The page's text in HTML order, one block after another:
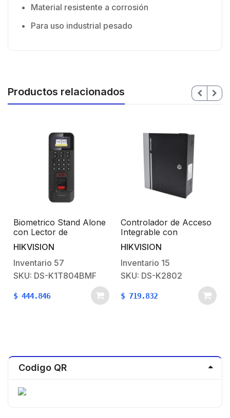
Material resistente a corrosión
Para uso industrial pesado
Productos relacionados
Biometrico Stand Alone
con Lector de
Proximidad MIFARE /
3,000 Huellas / TCP-IP
/ 150,000 Eventos
HIKVISION
Inventario 57
SKU: DS-K1T804BMF
$ 444.846
Controlador de Acceso
Integrable con
Videovigilancia / 2
Puertas / 10,000
Tarjetas / 50,000
Eventos / Incluye
Gabinete y Fuente de
Alimentación 12VCD/8A
HIKVISION
Inventario 15
SKU: DS-K2802
$ 719.832
Codigo QR